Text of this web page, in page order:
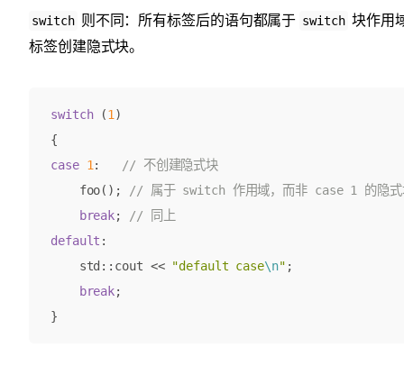
switch 则不同：所有标签后的语句都属于 switch 块作用
标签创建隐式块。
switch (1 )
{
case 1 :
foo();
break;
default :
std :: cout << "default case\n" ;
break;
}